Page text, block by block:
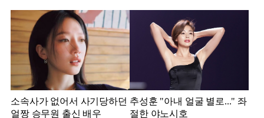
소속사가 없어서 사기당하던
얼짱 승무원 출신 배우
추성훈 "아내 얼굴 별로..." 좌
절한 야노시호